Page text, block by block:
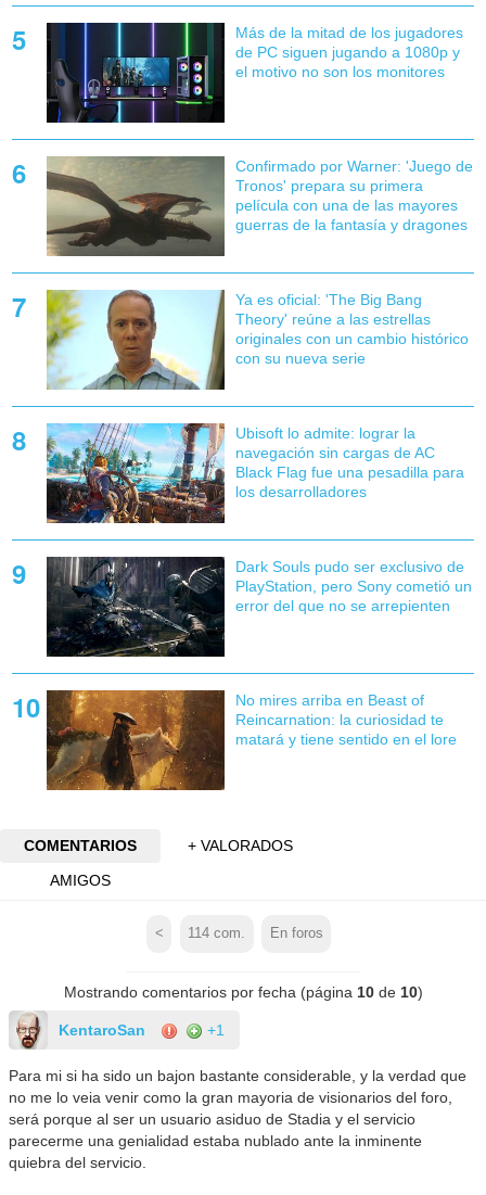
Más de la mitad de los jugadores
de PC siguen jugando a 1080p y
el motivo no son los monitores
Confirmado por Warner: 'Juego de
Tronos' prepara su primera
película con una de las mayores
guerras de la fantasía y dragones
Ya es oficial: 'The Big Bang
Theory' reúne a las estrellas
originales con un cambio histórico
con su nueva serie
Ubisoft lo admite: lograr la
navegación sin cargas de AC
Black Flag fue una pesadilla para
los desarrolladores
Dark Souls pudo ser exclusivo de
PlayStation, pero Sony cometió un
error del que no se arrepienten
No mires arriba en Beast of
Reincarnation: la curiosidad te
matará y tiene sentido en el lore
COMENTARIOS
+ VALORADOS
AMIGOS
< 114 com. En foros
Mostrando comentarios por fecha (página 10de 10)
KentaroSan +1
Para mi si ha sido un bajon bastante considerable, y la verdad que
no me lo veia venir como la gran mayoria de visionarios del foro,
será porque al ser un usuario asiduo de Stadia y el servicio
parecerme una genialidad estaba nublado ante la inminente
quiebra del servicio.